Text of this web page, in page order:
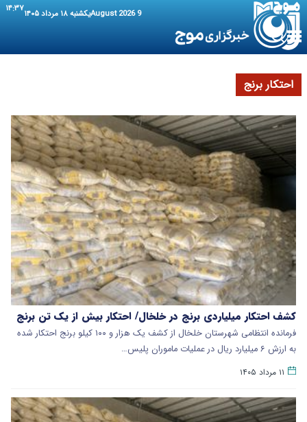
9 August 2026 یکشنبه ۱۸ مرداد ۱۴۰۵ ۱۴:۳۷
احتکار برنج
کشف احتکار میلیاردی برنج در خلخال/ احتکار بیش از یک تن برنج
فرمانده انتظامی شهرستان خلخال از کشف یک هزار و ۱۰۰ کیلو برنج احتکار شده
به ارزش ۶ میلیارد ریال در عملیات ماموران پلیس…
۱۱ مرداد ۱۴۰۵